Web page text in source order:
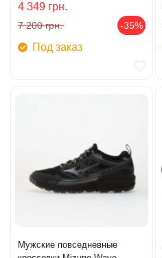
4 349 грн.
7 200 грн. -35%
Под заказ
Мужские повседневные